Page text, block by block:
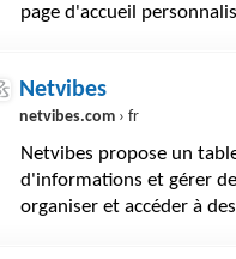
page d'accueil
Netvibes
netvibes.com › fr
Netvibes propose un
d'informations et gérer
organiser et accéder à